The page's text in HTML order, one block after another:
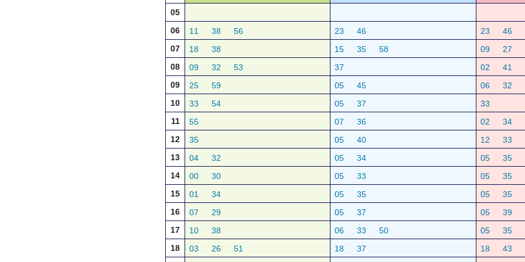
05
06
11 38 56 23 46 23
46
07
18 38 15 35 58 09
27
08
09 32 53 37 02
41
09
25 59 05 45 06
32
10
33 54 05 37
33
11
55 07 36 02
34
12
35 05 40 12
33
13
04 32 05 34 05
35
14
00 30 05 33 05
35
15
01 34 05 35 05
35
16
07 29 05 37 05
39
17
10 38 06 33 50 05
35
18
03 26 51 18 37 18
43